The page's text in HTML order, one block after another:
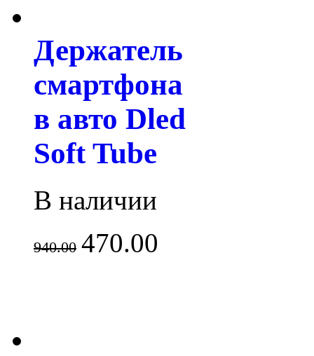
Держатель
смартфона
в авто Dled
Soft Tube
В наличии
940.00 470.00